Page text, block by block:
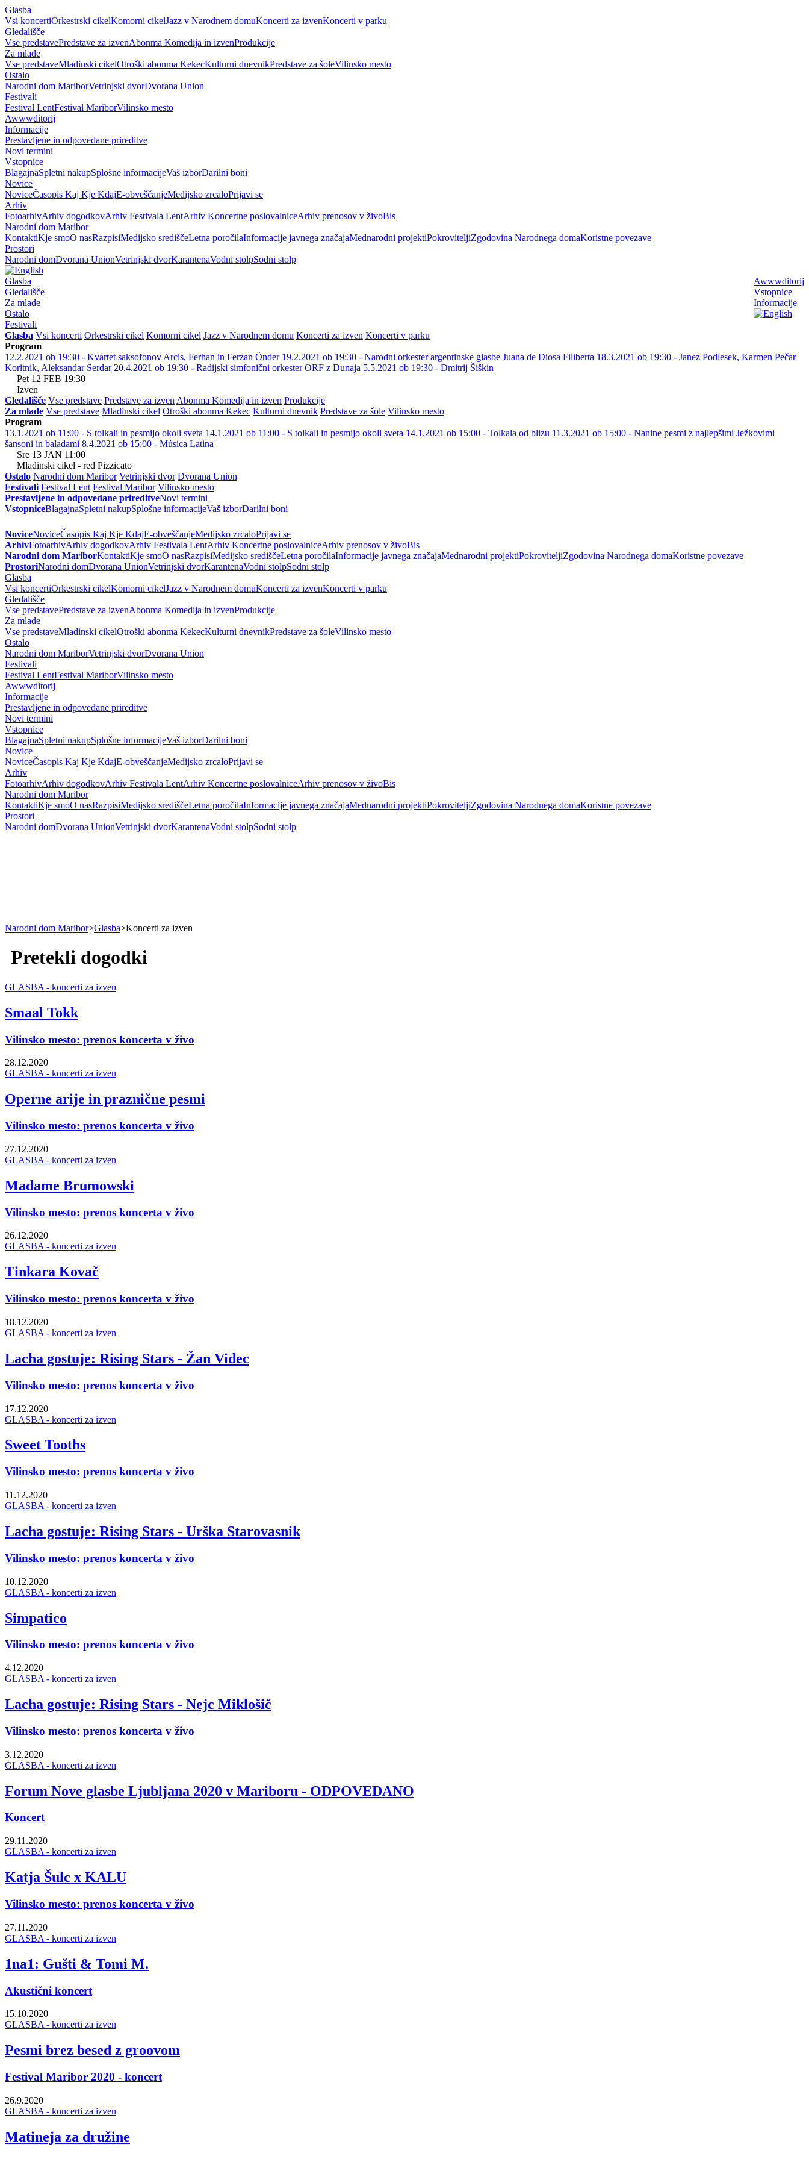
Glasba
Vsi koncertiOrkestrski cikelKomorni cikelJazz v Narodnem domuKoncerti za izvenKoncerti v parku
Gledališče
Vse predstavePredstave za izvenAbonma Komedija in izvenProdukcije
Za mlade
Vse predstaveMladinski cikelOtroški abonma KekecKulturni dnevnikPredstave za šoleVilinsko mesto
Ostalo
Narodni dom MariborVetrinjski dvorDvorana Union
Festivali
Festival LentFestival MariborVilinsko mesto
Awwwditorij
Informacije
Prestavljene in odpovedane prireditve
Novi termini
Vstopnice
BlagajnaSpletni nakupSplošne informacijeVaš izborDarilni boni
Novice
NoviceČasopis Kaj Kje KdajE-obveščanjeMedijsko zrcaloPrijavi se
Arhiv
FotoarhivArhiv dogodkovArhiv Festivala LentArhiv Koncertne poslovalniceArhiv prenosov v živoBis
Narodni dom Maribor
KontaktiKje smoO nasRazpisiMedijsko središčeLetna poročilaInformacije javnega značajaMednarodni projektiPokroviteljiZgodovina Narodnega domaKoristne povezave
Prostori
Narodni domDvorana UnionVetrinjski dvorKarantenaVodni stolpSodni stolp
Awwwditorij
Vstopnice
Informacije
Glasba
Gledališče
Za mlade
Ostalo
Festivali
Glasba Vsi koncerti Orkestrski cikel Komorni cikel Jazz v Narodnem domu Koncerti za izven Koncerti v parku
Program
12.2.2021 ob 19:30 - Kvartet saksofonov Arcis, Ferhan in Ferzan Önder 19.2.2021 ob 19:30 - Narodni orkester argentinske glasbe Juana de Diosa Filiberta 18.3.2021 ob 19:30 - Janez Podlesek, Karmen Pečar
Koritnik, Aleksandar Serdar 20.4.2021 ob 19:30 - Radijski simfonični orkester ORF z Dunaja 5.5.2021 ob 19:30 - Dmitrij Šiškin
Pet 12 FEB 19:30
Izven
Gledališče Vse predstave Predstave za izven Abonma Komedija in izven Produkcije
Za mlade Vse predstave Mladinski cikel Otroški abonma Kekec Kulturni dnevnik Predstave za šole Vilinsko mesto
Program
13.1.2021 ob 11:00 - S tolkali in pesmijo okoli sveta 14.1.2021 ob 11:00 - S tolkali in pesmijo okoli sveta 14.1.2021 ob 15:00 - Tolkala od blizu 11.3.2021 ob 15:00 - Nanine pesmi z najlepšimi Ježkovimi
šansoni in baladami 8.4.2021 ob 15:00 - Música Latina
Sre 13 JAN 11:00
Mladinski cikel - red Pizzicato
Ostalo Narodni dom Maribor Vetrinjski dvor Dvorana Union
Festivali Festival Lent Festival Maribor Vilinsko mesto
Prestavljene in odpovedane prireditveNovi termini
VstopniceBlagajnaSpletni nakupSplošne informacijeVaš izborDarilni boni
NoviceNoviceČasopis Kaj Kje KdajE-obveščanjeMedijsko zrcaloPrijavi se
ArhivFotoarhivArhiv dogodkovArhiv Festivala LentArhiv Koncertne poslovalniceArhiv prenosov v živoBis
Narodni dom MariborKontaktiKje smoO nasRazpisiMedijsko središčeLetna poročilaInformacije javnega značajaMednarodni projektiPokroviteljiZgodovina Narodnega domaKoristne povezave
ProstoriNarodni domDvorana UnionVetrinjski dvorKarantenaVodni stolpSodni stolp
Glasba
Vsi koncertiOrkestrski cikelKomorni cikelJazz v Narodnem domuKoncerti za izvenKoncerti v parku
Gledališče
Vse predstavePredstave za izvenAbonma Komedija in izvenProdukcije
Za mlade
Vse predstaveMladinski cikelOtroški abonma KekecKulturni dnevnikPredstave za šoleVilinsko mesto
Ostalo
Narodni dom MariborVetrinjski dvorDvorana Union
Festivali
Festival LentFestival MariborVilinsko mesto
Awwwditorij
Informacije
Prestavljene in odpovedane prireditve
Novi termini
Vstopnice
BlagajnaSpletni nakupSplošne informacijeVaš izborDarilni boni
Novice
NoviceČasopis Kaj Kje KdajE-obveščanjeMedijsko zrcaloPrijavi se
Arhiv
FotoarhivArhiv dogodkovArhiv Festivala LentArhiv Koncertne poslovalniceArhiv prenosov v živoBis
Narodni dom Maribor
KontaktiKje smoO nasRazpisiMedijsko središčeLetna poročilaInformacije javnega značajaMednarodni projektiPokroviteljiZgodovina Narodnega domaKoristne povezave
Prostori
Narodni domDvorana UnionVetrinjski dvorKarantenaVodni stolpSodni stolp
Narodni dom Maribor>Glasba>Koncerti za izven
Pretekli dogodki
GLASBA - koncerti za izven
Smaal Tokk
Vilinsko mesto: prenos koncerta v živo
28.12.2020
GLASBA - koncerti za izven
Operne arije in praznične pesmi
Vilinsko mesto: prenos koncerta v živo
27.12.2020
GLASBA - koncerti za izven
Madame Brumowski
Vilinsko mesto: prenos koncerta v živo
26.12.2020
GLASBA - koncerti za izven
Tinkara Kovač
Vilinsko mesto: prenos koncerta v živo
18.12.2020
GLASBA - koncerti za izven
Lacha gostuje: Rising Stars - Žan Videc
Vilinsko mesto: prenos koncerta v živo
17.12.2020
GLASBA - koncerti za izven
Sweet Tooths
Vilinsko mesto: prenos koncerta v živo
11.12.2020
GLASBA - koncerti za izven
Lacha gostuje: Rising Stars - Urška Starovasnik
Vilinsko mesto: prenos koncerta v živo
10.12.2020
GLASBA - koncerti za izven
Simpatico
Vilinsko mesto: prenos koncerta v živo
4.12.2020
GLASBA - koncerti za izven
Lacha gostuje: Rising Stars - Nejc Miklošič
Vilinsko mesto: prenos koncerta v živo
3.12.2020
GLASBA - koncerti za izven
Forum Nove glasbe Ljubljana 2020 v Mariboru - ODPOVEDANO
Koncert
29.11.2020
GLASBA - koncerti za izven
Katja Šulc x KALU
Vilinsko mesto: prenos koncerta v živo
27.11.2020
GLASBA - koncerti za izven
1na1: Gušti & Tomi M.
Akustični koncert
15.10.2020
GLASBA - koncerti za izven
Pesmi brez besed z groovom
Festival Maribor 2020 - koncert
26.9.2020
GLASBA - koncerti za izven
Matineja za družine